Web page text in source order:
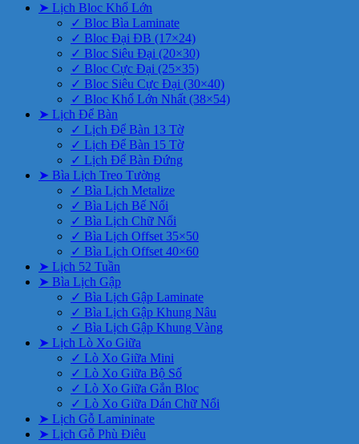
➤ Lịch Bloc Khổ Lớn
✓ Bloc Bìa Laminate
✓ Bloc Đại ĐB (17×24)
✓ Bloc Siêu Đại (20×30)
✓ Bloc Cực Đại (25×35)
✓ Bloc Siêu Cực Đại (30×40)
✓ Bloc Khổ Lớn Nhất (38×54)
➤ Lịch Để Bàn
✓ Lịch Để Bàn 13 Tờ
✓ Lịch Để Bàn 15 Tờ
✓ Lịch Để Bàn Đứng
➤ Bìa Lịch Treo Tường
✓ Bìa Lịch Metalize
✓ Bìa Lịch Bế Nổi
✓ Bìa Lịch Chữ Nổi
✓ Bìa Lịch Offset 35×50
✓ Bìa Lịch Offset 40×60
➤ Lịch 52 Tuần
➤ Bìa Lịch Gập
✓ Bìa Lịch Gập Laminate
✓ Bìa Lịch Gập Khung Nâu
✓ Bìa Lịch Gập Khung Vàng
➤ Lịch Lò Xo Giữa
✓ Lò Xo Giữa Mini
✓ Lò Xo Giữa Bộ Số
✓ Lò Xo Giữa Gắn Bloc
✓ Lò Xo Giữa Dán Chữ Nổi
➤ Lịch Gỗ Lamininate
➤ Lịch Gỗ Phù Điêu